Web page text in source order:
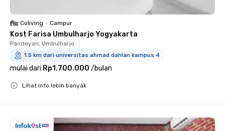
Coliving • Campur
Kost Farisa Umbulharjo Yogyakarta
Pandeyan, Umbulharjo
1.5 km dari universitas ahmad dahlan kampus 4
mulai dari Rp1.700.000 /bulan
Lihat info lebih banyak